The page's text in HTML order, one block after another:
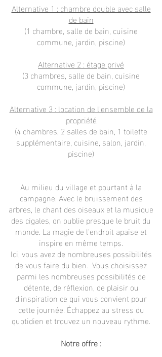
Alternative 1 : chambre double avec salle
de bain
(1 chambre, salle de bain, cuisine
commune, jardin, piscine)
Alternative 2 : étage privé
(3 chambres, salle de bain, cuisine
commune, jardin, piscine)
Alternative 3 : location de l'ensemble de la
propriété
(4 chambres, 2 salles de bain, 1 toilette
supplémentaire, cuisine, salon, jardin,
piscine)
Au milieu du village et pourtant à la
campagne. Avec le bruissement des
arbres, le chant des oiseaux et la musique
des cigales, on oublie presque le bruit du
monde. La magie de l'endroit apaise et
inspire en même temps.
Ici, vous avez de nombreuses possibilités
de vous faire du bien. Vous choisissez
parmi les nombreuses possibilités de
détente, de réflexion, de plaisir ou
d'inspiration ce qui vous convient pour
cette journée. Échappez au stress du
quotidien et trouvez un nouveau rythme.
Notre offre :